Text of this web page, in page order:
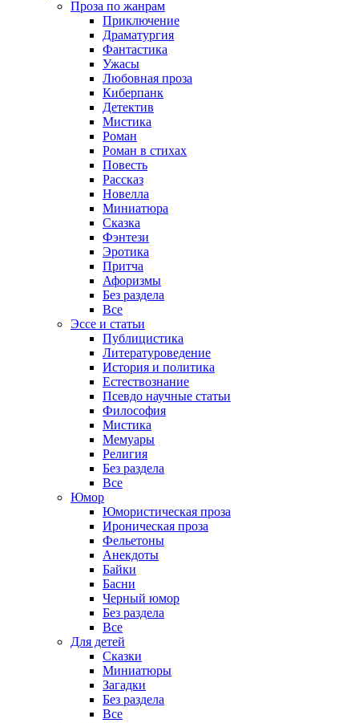
Проза по жанрам
Приключение
Драматургия
Фантастика
Ужасы
Любовная проза
Киберпанк
Детектив
Мистика
Роман
Роман в стихах
Повесть
Рассказ
Новелла
Миниатюра
Сказка
Фэнтези
Эротика
Притча
Афоризмы
Без раздела
Все
Эссе и статьи
Публицистика
Литературоведение
История и политика
Естествознание
Псевдо научные статьи
Философия
Мистика
Мемуары
Религия
Без раздела
Все
Юмор
Юмористическая проза
Ироническая проза
Фельетоны
Анекдоты
Байки
Басни
Черный юмор
Без раздела
Все
Для детей
Сказки
Миниатюры
Загадки
Без раздела
Все